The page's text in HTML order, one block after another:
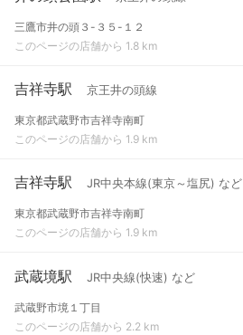
三鷹市井の頭３-３５-１２
このページの店舗から 1.8 km
吉祥寺駅 京王井の頭線
東京都武蔵野市吉祥寺南町
このページの店舗から 1.9 km
吉祥寺駅 JR中央本線(東京～塩尻) など
東京都武蔵野市吉祥寺南町
このページの店舗から 1.9 km
武蔵境駅 JR中央線(快速) など
武蔵野市境１丁目
このページの店舗から 2.2 km